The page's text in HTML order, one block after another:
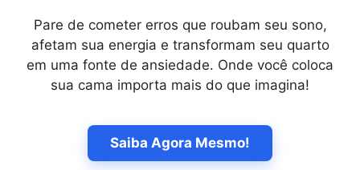
Pare de cometer erros que roubam seu sono,
afetam sua energia e transformam seu quarto
em uma fonte de ansiedade. Onde você coloca
sua cama importa mais do que imagina!
Saiba Agora Mesmo!